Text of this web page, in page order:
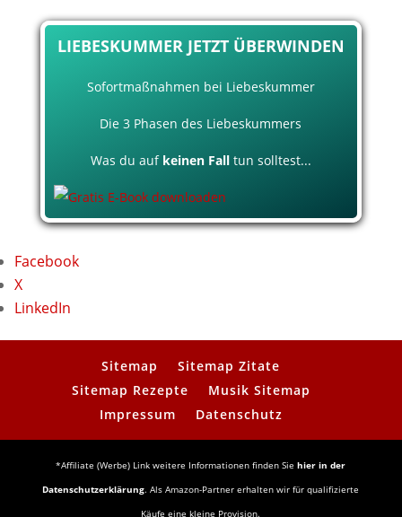
LIEBESKUMMER JETZT ÜBERWINDEN
Sofortmaßnahmen bei Liebeskummer
Die 3 Phasen des Liebeskummers
Was du auf keinen Falltun solltest...
Facebook
X
LinkedIn
Sitemap
Sitemap Zitate
Sitemap Rezepte
Musik Sitemap
Impressum
Datenschutz
*Affiliate (Werbe) Link weitere Informationen finden Siehier in der
Datenschutzerklärung. Als Amazon-Partner erhalten wir für qualifizierte
Käufe eine kleine Provision.